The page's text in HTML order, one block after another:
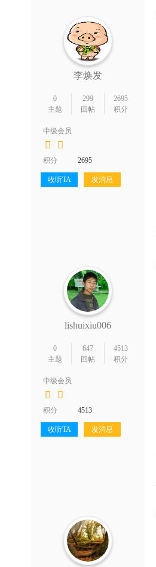
李焕发
0
主题
299
回帖
2695
积分
中级会员
积分 2695
收听TA 发消息
lishuixiu006
0
主题
647
回帖
4513
积分
中级会员
积分 4513
收听TA 发消息